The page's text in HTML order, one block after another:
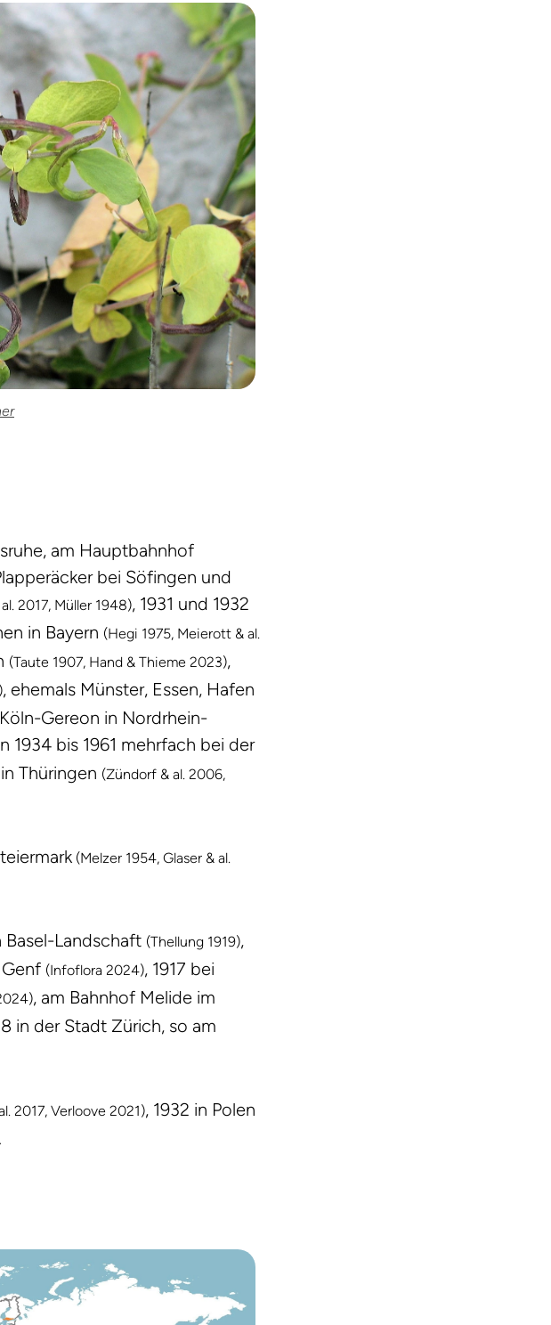
am Hauptbahnhof
bei Söfingen und
2017, Müller 1948), 1931 und 1932
in Bayern (Hegi 1975, Meierott & al.
(Taute 1907, Hand & Thieme 2023),
, ehemals Münster, Essen, Hafen
Gereon in Nordrhein-
1934 bis 1961 mehrfach bei der
Thüringen (Zündorf & al. 2006,
(Melzer 1954, Glaser & al.
Landschaft (Thellung 1919),
(Infoflora 2024), 1917 bei
, am Bahnhof Melide im
in der Stadt Zürich, so am
2017, Verloove 2021), 1932 in Polen
.